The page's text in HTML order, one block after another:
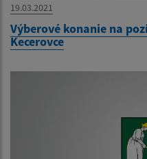
19.03.2021
Výberové konanie na
Kecerovce